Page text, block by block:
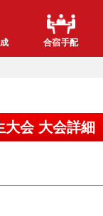
合宿手配
会 大会詳細